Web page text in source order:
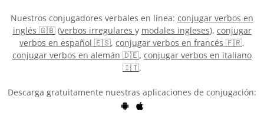
Nuestros conjugadores verbales en línea: conjugar verbos en
inglés 🇬🇧(verbos irregulares y modales ingleses), conjugar
verbos en español 🇪🇸, conjugar verbos en francés 🇫🇷,
conjugar verbos en alemán 🇩🇪, conjugar verbos en italiano
🇮🇹.
Descarga gratuitamente nuestras aplicaciones de conjugación: